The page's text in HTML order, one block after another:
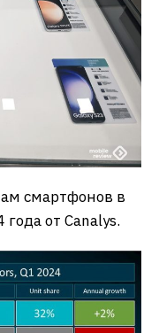
смартфонов в
от Canalys.